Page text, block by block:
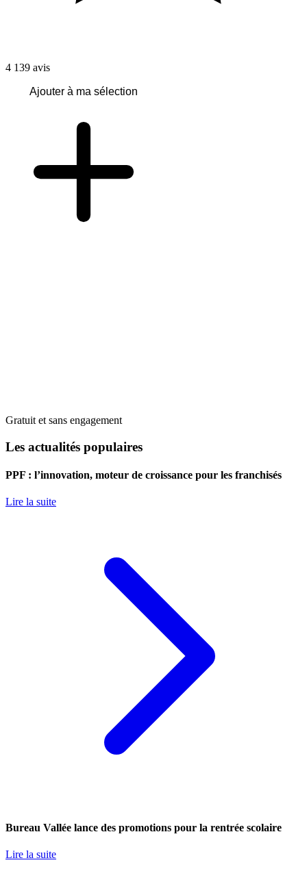
4 139 avis
Ajouter à ma sélection
Gratuit et sans engagement
Les actualités populaires
PPF : l’innovation, moteur de croissance pour les franchisés
Lire la suite
Bureau Vallée lance des promotions pour la rentrée scolaire
Lire la suite